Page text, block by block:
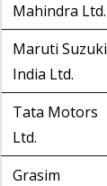
Mahindra Ltd.
Maruti Suzuki
India Ltd.
Tata Motors
Ltd.
Grasim